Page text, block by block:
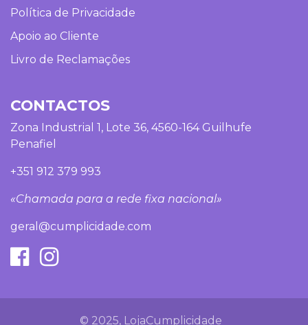
Política de Privacidade
Apoio ao Cliente
Livro de Reclamações
CONTACTOS
Zona Industrial 1, Lote 36, 4560-164 Guilhufe
Penafiel
+351 912 379 993
«Chamada para a rede fixa nacional»
geral@cumplicidade.com
© 2025, LojaCumplicidade